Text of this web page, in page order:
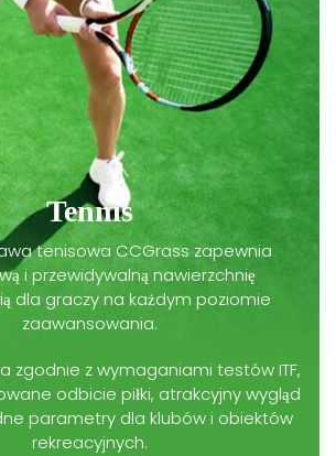
Tennis
tenisowa CCGrass zapewnia
i przewidywalną nawierzchnię
dla graczy na każdym poziomie
zaawansowania.
zgodnie z wymaganiami testów ITF,
odbicie piłki, atrakcyjny wygląd
parametry dla klubów i obiektów
rekreacyjnych.